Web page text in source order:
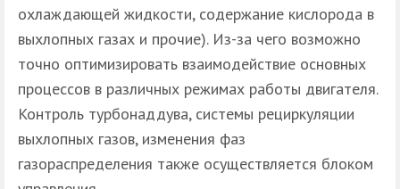
охлаждающей жидкости, содержание кислорода в
выхлопных газах и прочие). Из-за чего возможно
точно оптимизировать взаимодействие основных
процессов в различных режимах работы двигателя.
Контроль турбонаддува, системы рециркуляции
выхлопных газов, изменения фаз
газораспределения также осуществляется блоком